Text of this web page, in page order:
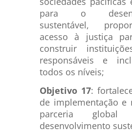
para o
sustentável,
acesso à justiça
construir
responsáveis e
todos os níveis;
Objetivo 17:
de implementação e
parceria
desenvolvimento